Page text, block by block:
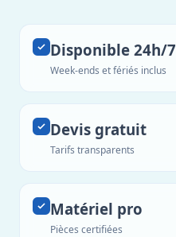
Disponible 24h/7
Week-ends et fériés inclus
Devis gratuit
Tarifs transparents
Matériel pro
Pièces certifiées